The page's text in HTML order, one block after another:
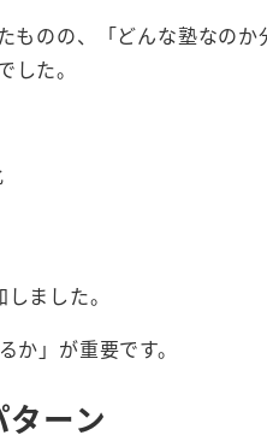
ものの、「どんな塾なの
た。
ました。
」が重要です。
ーン